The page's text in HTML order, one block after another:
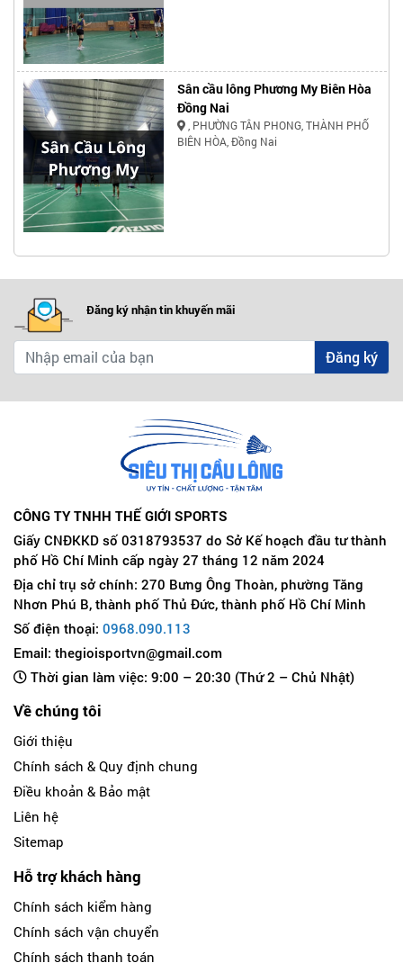
Sân cầu lông Phương My Biên Hòa
Đồng Nai
, PHƯỜNG TÂN PHONG, THÀNH PHỐ
BIÊN HÒA, Đồng Nai
Đăng ký nhận tin khuyến mãi
Đăng ký
CÔNG TY TNHH THẾ GIỚI SPORTS
Giấy CNĐKKD số 0318793537 do Sở Kế hoạch đầu tư thành
phố Hồ Chí Minh cấp ngày 27 tháng 12 năm 2024
Địa chỉ trụ sở chính: 270 Bưng Ông Thoàn, phường Tăng
Nhơn Phú B, thành phố Thủ Đức, thành phố Hồ Chí Minh
Số điện thoại: 0968.090.113
Email: thegioisportvn@gmail.com
Thời gian làm việc: 9:00 – 20:30 (Thứ 2 – Chủ Nhật)
Về chúng tôi
Giới thiệu
Chính sách & Quy định chung
Điều khoản & Bảo mật
Liên hệ
Sitemap
Hỗ trợ khách hàng
Chính sách kiểm hàng
Chính sách vận chuyển
Chính sách thanh toán